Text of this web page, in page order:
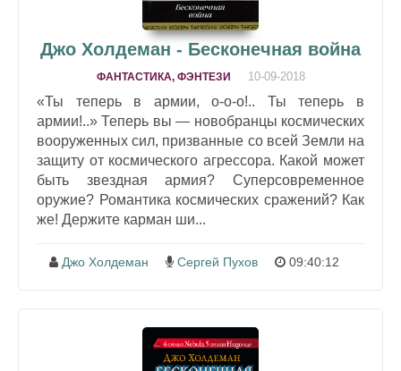
Джо Холдеман - Бесконечная война
ФАНТАСТИКА, ФЭНТЕЗИ 10-09-2018
«Ты теперь в армии, о-о-о!.. Ты теперь в
армии!..» Теперь вы — новобранцы космических
вооруженных сил, призванные со всей Земли на
защиту от космического агрессора. Какой может
быть звездная армия? Суперсовременное
оружие? Романтика космических сражений? Как
же! Держите карман ши...
Джо Холдеман Сергей Пухов 09:40:12